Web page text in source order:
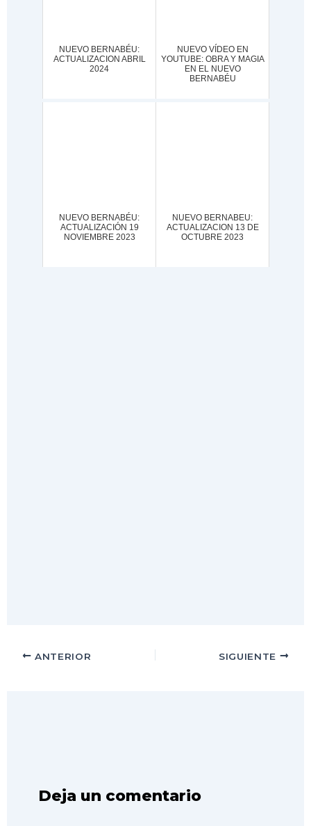
NUEVO BERNABÉU:
ACTUALIZACION ABRIL
2024
NUEVO VÍDEO EN
YOUTUBE: OBRA Y MAGIA
EN EL NUEVO
BERNABÉU
NUEVO BERNABÉU:
ACTUALIZACIÓN 19
NOVIEMBRE 2023
NUEVO BERNABEU:
ACTUALIZACION 13 DE
OCTUBRE 2023
ANTERIOR SIGUIENTE
Deja un comentario